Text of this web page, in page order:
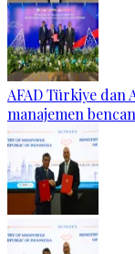
AFAD Türkiye dan
manajemen